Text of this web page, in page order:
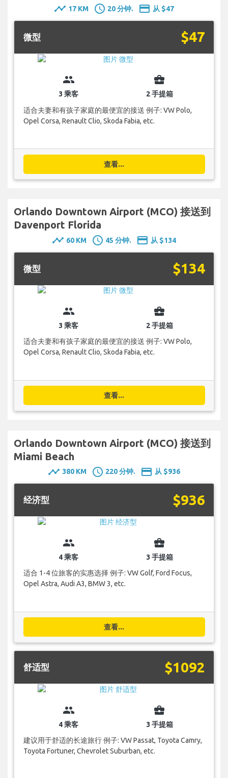
timeline 17 KM schedule 20 分钟. payment 从 $47
微型 $47
group
3 乘客
business_center
2 手提箱
适合夫妻和有孩子家庭的最便宜的接送 例子: VW Polo,
Opel Corsa, Renault Clio, Skoda Fabia, etc.
查看...
Orlando Downtown Airport (MCO) 接送到
Davenport Florida
timeline 60 KM schedule 45 分钟. payment 从 $134
微型 $134
group
3 乘客
business_center
2 手提箱
适合夫妻和有孩子家庭的最便宜的接送 例子: VW Polo,
Opel Corsa, Renault Clio, Skoda Fabia, etc.
查看...
Orlando Downtown Airport (MCO) 接送到
Miami Beach
timeline 380 KM schedule 220 分钟. payment 从 $936
经济型 $936
group
4 乘客
business_center
3 手提箱
适合 1-4 位旅客的实惠选择 例子: VW Golf, Ford Focus,
Opel Astra, Audi A3, BMW 3, etc.
查看...
舒适型 $1092
group
4 乘客
business_center
3 手提箱
建议用于舒适的长途旅行 例子: VW Passat, Toyota Camry,
Toyota Fortuner, Chevrolet Suburban, etc.